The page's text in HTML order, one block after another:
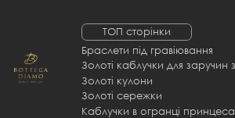
ТОП сторінки
Браслети під гравіювання
Золоті кулони
Золоті сережки
Каблучки в огранці принцеса